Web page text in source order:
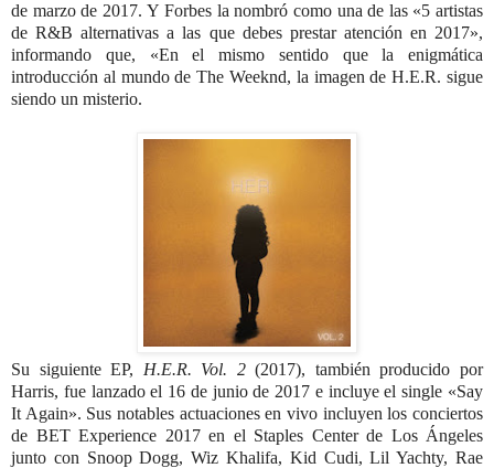
de marzo de 2017.Y Forbes la nombró como una de las «5 artistas
de R&B alternativas a las que debes prestar atención en 2017»,
informando que, «En el mismo sentido que la enigmática
introducción al mundo de The Weeknd, la imagen de H.E.R. sigue
siendo un misterio.
Su siguiente EP, H.E.R. Vol. 2(2017), también producido por
Harris, fue lanzado el 16 de junio de 2017 e incluye el single «Say
It Again». Sus notables actuaciones en vivo incluyen los conciertos
de BET Experience 2017 en el Staples Center de Los Ángeles
junto con Snoop Dogg, Wiz Khalifa, Kid Cudi, Lil Yachty, Rae